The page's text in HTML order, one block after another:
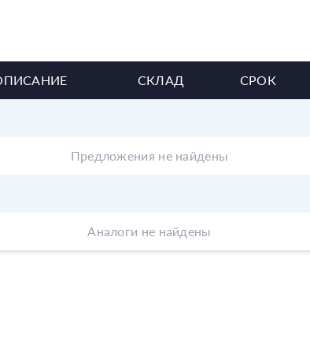
СКЛАД СРОК
Предложения не найдены
Аналоги не найдены